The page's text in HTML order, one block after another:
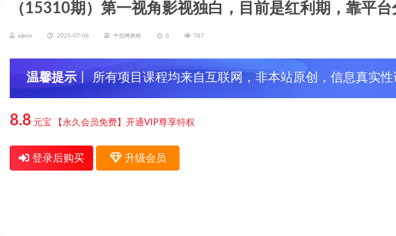
（15310期）第一视角影视独白，目前是红利期，靠平
admin 2025-07-06 中创网教程 0 787
温馨提示 丨 所有项目课程均来自互联网，非本站原创，信息真实
信，谨防上当受骗！
8.8 元宝 【永久会员免费】开通VIP尊享特权
登录后购买 升级会员